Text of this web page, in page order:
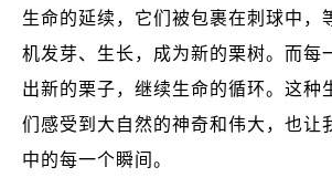
生命的延续，它们被包裹在刺球中，
机发芽、生长，成为新的栗树。而每
出新的栗子，继续生命的循环。这种
们感受到大自然的神奇和伟大，也让
中的每一个瞬间。